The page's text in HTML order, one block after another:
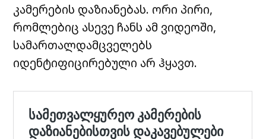
კამერების დაზიანებას. ორი პირი,
რომლებიც ასევე ჩანს ამ ვიდეოში,
სამართალდამცველებს
იდენტიფიცირებული არ ჰყავთ.